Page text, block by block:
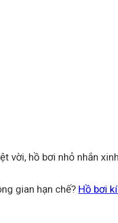
vời, hồ bơi nhỏ nhắn
gian hạn chế? Hồ bơi